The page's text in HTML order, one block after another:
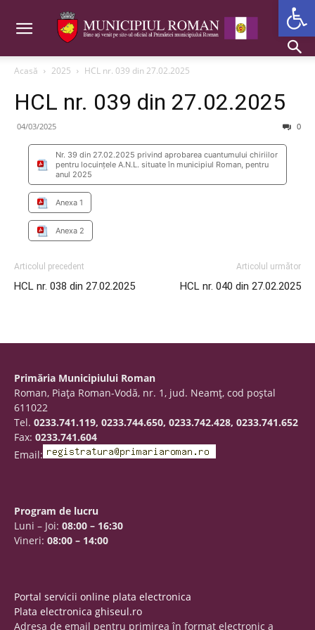
Acasă 2025 HCL nr. 039 din 27.02.2025
HCL nr. 039 din 27.02.2025
04/03/2025 0
Nr. 39 din 27.02.2025 privind aprobarea cuantumului chiriilor
pentru locuințele A.N.L. situate în municipiul Roman, pentru
anul 2025
Anexa 1
Anexa 2
Articolul precedent
HCL nr. 038 din 27.02.2025
Articolul următor
HCL nr. 040 din 27.02.2025
Primăria Municipiului Roman
Roman, Piaţa Roman-Vodă, nr. 1, jud. Neamţ, cod poştal
611022
Tel. 0233.741.119, 0233.744.650, 0233.742.428, 0233.741.652
Fax: 0233.741.604
Email:
Program de lucru
Luni – Joi: 08:00 – 16:30
Vineri: 08:00 – 14:00
Portal servicii online plata electronica
Plata electronica ghiseul.ro
Adresa de email pentru primirea în format electronic a